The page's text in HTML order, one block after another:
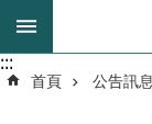
跳到主要內容區塊
進
:::
:::
首頁 公告訊息